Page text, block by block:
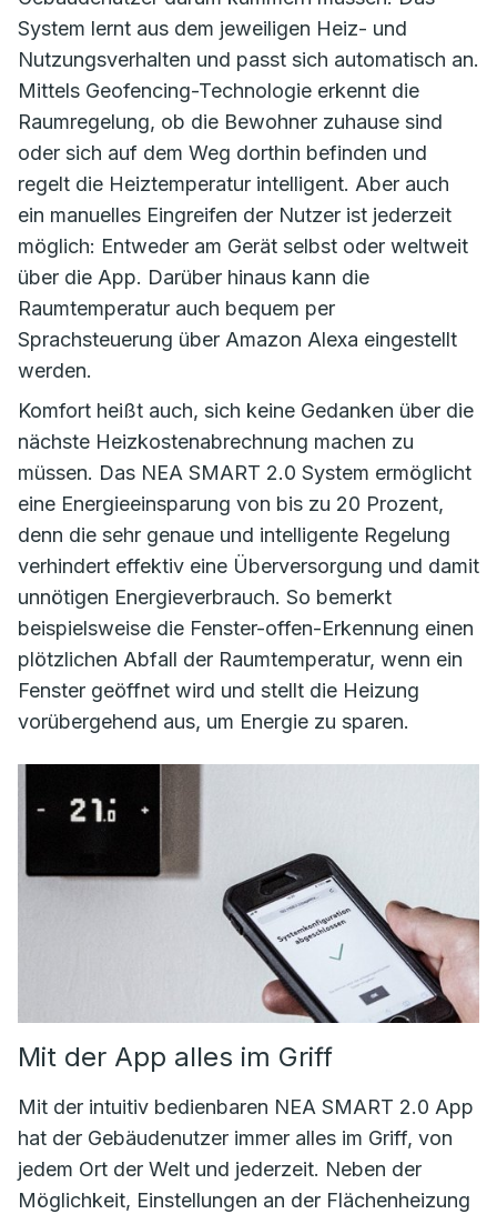
System lernt aus dem jeweiligen Heiz- und
Nutzungsverhalten und passt sich automatisch an.
Mittels Geofencing-Technologie erkennt die
Raumregelung, ob die Bewohner zuhause sind
oder sich auf dem Weg dorthin befinden und
regelt die Heiztemperatur intelligent. Aber auch
ein manuelles Eingreifen der Nutzer ist jederzeit
möglich: Entweder am Gerät selbst oder weltweit
über die App. Darüber hinaus kann die
Raumtemperatur auch bequem per
Sprachsteuerung über Amazon Alexa eingestellt
werden.
Komfort heißt auch, sich keine Gedanken über die
nächste Heizkostenabrechnung machen zu
müssen. Das NEA SMART 2.0 System ermöglicht
eine Energieeinsparung von bis zu 20 Prozent,
denn die sehr genaue und intelligente Regelung
verhindert effektiv eine Überversorgung und damit
unnötigen Energieverbrauch. So bemerkt
beispielsweise die Fenster-offen-Erkennung einen
plötzlichen Abfall der Raumtemperatur, wenn ein
Fenster geöffnet wird und stellt die Heizung
vorübergehend aus, um Energie zu sparen.
Mit der App alles im Griff
Mit der intuitiv bedienbaren NEA SMART 2.0 App
hat der Gebäudenutzer immer alles im Griff, von
jedem Ort der Welt und jederzeit. Neben der
Möglichkeit, Einstellungen an der Flächenheizung